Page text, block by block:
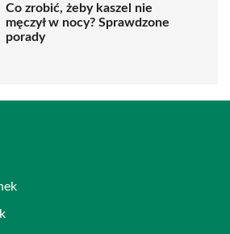
Co zrobić, żeby kaszel nie
męczył w nocy? Sprawdzone
porady